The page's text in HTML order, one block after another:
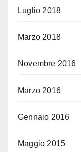
Luglio 2018
Marzo 2018
Novembre 2016
Marzo 2016
Gennaio 2016
Maggio 2015